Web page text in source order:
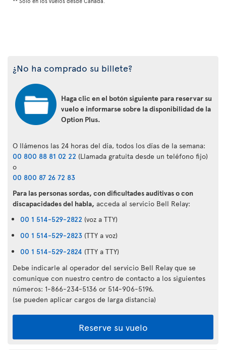
¿No ha comprado su billete?
Haga clic en el botón siguiente para reservar su
vuelo e informarse sobre la disponibilidad de la
Option Plus.
O llámenos las 24 horas del día, todos los días de la semana:
00 800 88 81 02 22 (Llamada gratuita desde un teléfono fijo)
o
00 800 87 26 72 83
Para las personas sordas, con dificultades auditivas o con
discapacidades del habla, acceda al servicio Bell Relay:
00 1 514-529-2822 (voz a TTY)
00 1 514-529-2823 (TTY a voz)
00 1 514-529-2824 (TTY a TTY)
Debe indicarle al operador del servicio Bell Relay que se
comunique con nuestro centro de contacto a los siguientes
números: 1-866-234-5136 or 514-906-5196.
(se pueden aplicar cargos de larga distancia)
Reserve su vuelo